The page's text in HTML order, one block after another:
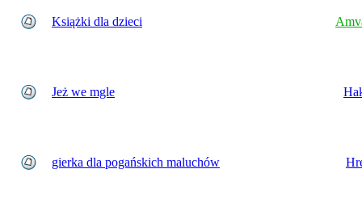
Książki dla dzieci
Jeż we mgle
gierka dla pogańskich maluchów